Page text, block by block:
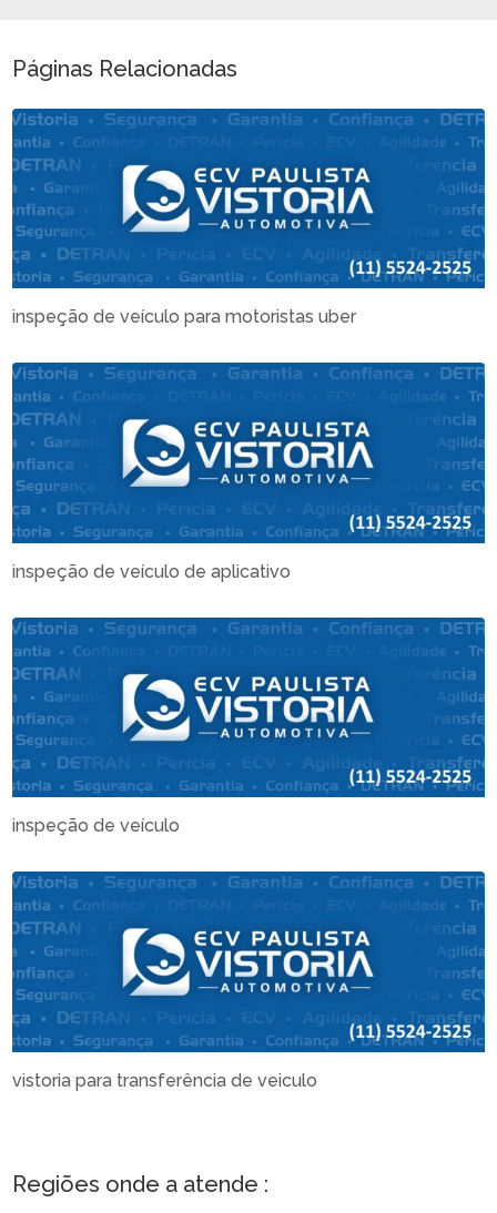
Páginas Relacionadas
inspeção de veículo para motoristas uber
inspeção de veículo de aplicativo
inspeção de veículo
vistoria para transferência de veiculo
Regiões onde a atende :